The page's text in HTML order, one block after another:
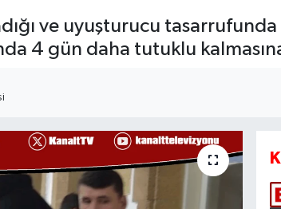
ve uyuşturucu
4 gün daha tutuklu